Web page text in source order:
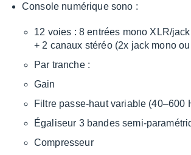
Console numé­rique sono :
12 voies : 8 entrées mono XLR/
+ 2 canaux stéréo (2x jack mono
Par tranche :
Gain
Filtre passe-haut variable (40–600
Égali­seur 3 bandes semi-
Compres­seur